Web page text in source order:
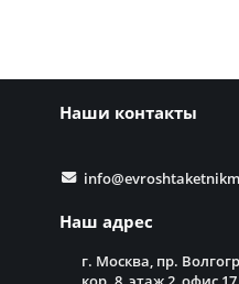
Наши контакты
Наш адрес
г. Москва, пр.